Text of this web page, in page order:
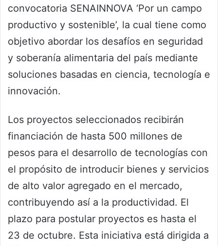
convocatoria SENAINNOVA ‘Por un campo
productivo y sostenible’, la cual tiene como
objetivo abordar los desafíos en seguridad
y soberanía alimentaria del país mediante
soluciones basadas en ciencia, tecnología e
innovación.
Los proyectos seleccionados recibirán
financiación de hasta 500 millones de
pesos para el desarrollo de tecnologías con
el propósito de introducir bienes y servicios
de alto valor agregado en el mercado,
contribuyendo así a la productividad. El
plazo para postular proyectos es hasta el
23 de octubre. Esta iniciativa está dirigida a